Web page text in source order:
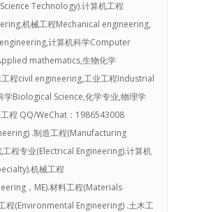
Technology).计算机工程
机械工程Mechanical engineering,
计算机科学Computer
mathematics,生物化学
程civil engineering,工业工程Industrial
学Biological Science,化学专业,物理学
程 QQ/WeChat：1986543008
.制造工程(Manufacturing
程专业(Electrical Engineering).计算机
机械工程
，ME).材料工程(Materials
程(Environmental Engineering) .土木工